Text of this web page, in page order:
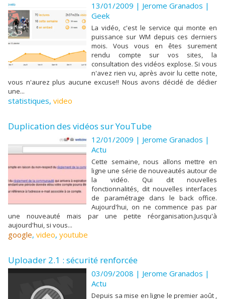
13/01/2009 | Jerome Granados |
Geek
La vidéo, c'est le service qui monte en
puissance sur WM depuis ces derniers
mois. Vous vous en êtes surement
rendu compte sur vos sites, la
consultation des vidéos explose. Si vous
n'avez rien vu, après avoir lu cette note,
vous n'aurez plus aucune excuse!! Nous avons décidé de dédier
une...
statistiques, video
Duplication des vidéos sur YouTube
12/01/2009 | Jerome Granados |
Actu
Cette semaine, nous allons mettre en
ligne une série de nouveautés autour de
la vidéo. Qui dit nouvelles
fonctionnalités, dit nouvelles interfaces
de paramétrage dans le back office.
Aujourd'hui, on ne commence pas par
une nouveauté mais par une petite réorganisation.Jusqu'à
aujourd'hui, si vous...
google, video, youtube
Uploader 2.1 : sécurité renforcée
03/09/2008 | Jerome Granados |
Actu
Depuis sa mise en ligne le premier août ,